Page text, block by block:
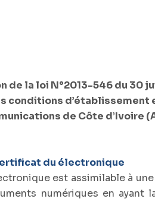
de la loi N°2013-546 du 30
conditions
de Côte d’Ivoire
du électronique
est assimilable à
numériques en